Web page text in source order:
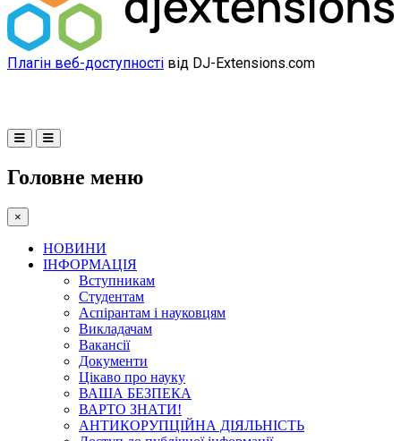
Плагін веб-доступності від DJ-Extensions.com
Головне меню
×
НОВИНИ
ІНФОРМАЦІЯ
Вступникам
Студентам
Аспірантам і науковцям
Викладачам
Вакансії
Документи
Цікаво про науку
ВАША БЕЗПЕКА
ВАРТО ЗНАТИ!
АНТИКОРУПЦІЙНА ДІЯЛЬНІСТЬ